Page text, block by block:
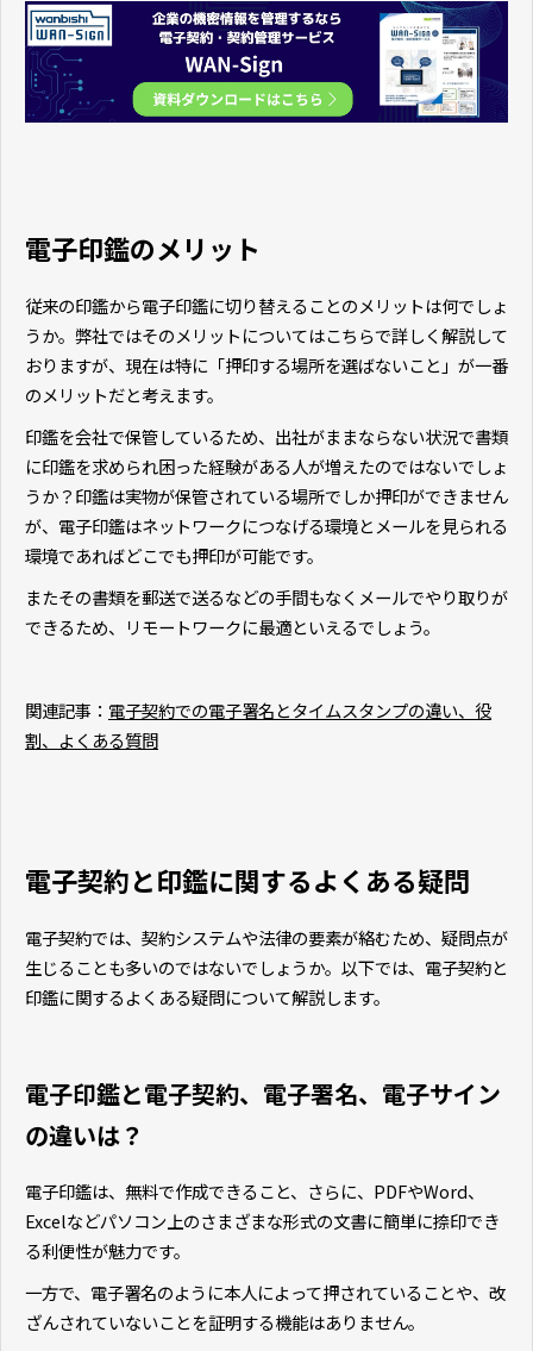
電子印鑑のメリット
従来の印鑑から電子印鑑に切り替えることのメリットは何でしょ
うか。弊社ではそのメリットについてはこちらで詳しく解説して
おりますが、現在は特に「押印する場所を選ばないこと」が一番
のメリットだと考えます。
印鑑を会社で保管しているため、出社がままならない状況で書類
に印鑑を求められ困った経験がある人が増えたのではないでしょ
うか？印鑑は実物が保管されている場所でしか押印ができません
が、電子印鑑はネットワークにつなげる環境とメールを見られる
環境であればどこでも押印が可能です。
またその書類を郵送で送るなどの手間もなくメールでやり取りが
できるため、リモートワークに最適といえるでしょう。
関連記事： 電子契約での電子署名とタイムスタンプの違い、役
割、よくある質問
電子契約と印鑑に関するよくある疑問
電子契約では、契約システムや法律の要素が絡むため、疑問点が
生じることも多いのではないでしょうか。以下では、電子契約と
印鑑に関するよくある疑問について解説します。
電子印鑑と電子契約、電子署名、電子サイン
の違いは？
電子印鑑は、無料で作成できること、さらに、PDFやWord、
Excelなどパソコン上のさまざまな形式の文書に簡単に捺印でき
る利便性が魅力です。
一方で、電子署名のように本人によって押されていることや、改
ざんされていないことを証明する機能はありません。